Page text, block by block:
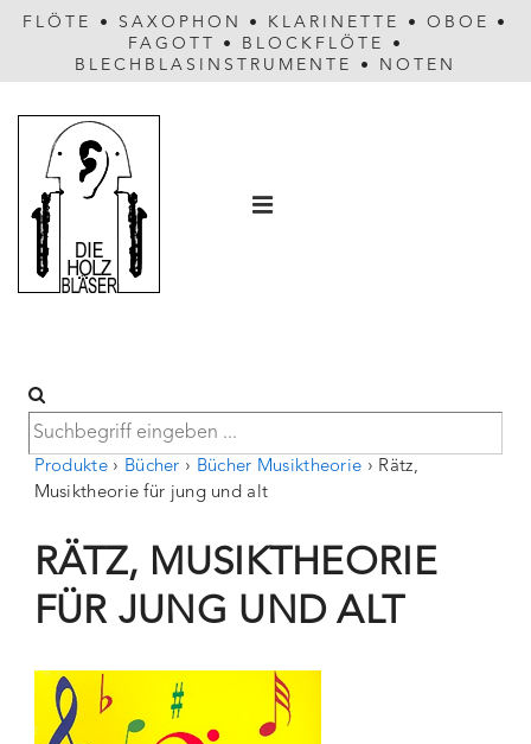
FLÖTE • SAXOPHON • KLARINETTE • OBOE
•
FAGOTT
• BLOCKFLÖTE
•
BLECHBLASINSTRUMENTE
• NOTEN
Produkte › Bücher › Bücher Musiktheorie › Rätz,
Musiktheorie für jung und alt
RÄTZ, MUSIKTHEORIE
FÜR JUNG UND ALT